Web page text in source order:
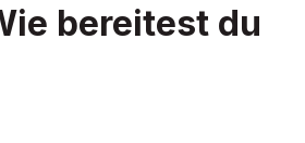
bereitest du